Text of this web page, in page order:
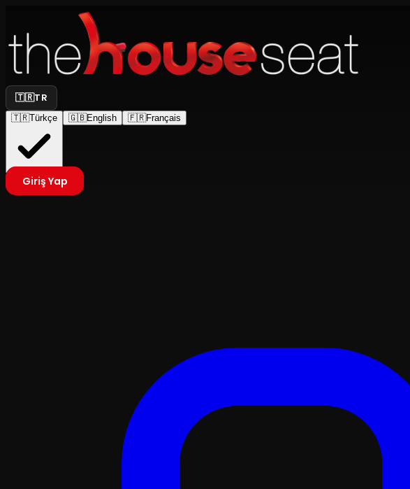
🇹🇷TR
🇹🇷Türkçe 🇬🇧English 🇫🇷Français
Giriş Yap